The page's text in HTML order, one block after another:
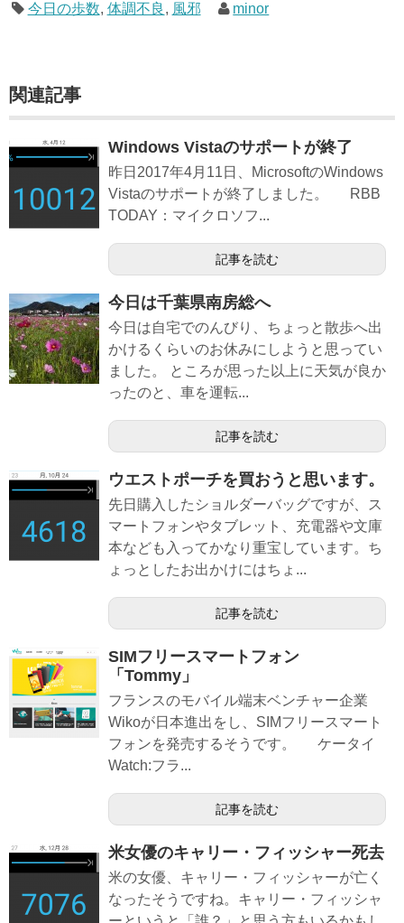
今日の歩数, 体調不良 , 風邪 minor
関連記事
Windows Vistaのサポートが終了
昨日2017年4月11日、MicrosoftのWindows
Vistaのサポートが終了しました。 RBB
TODAY：マイクロソフ...
記事を読む
今日は千葉県南房総へ
今日は自宅でのんびり、ちょっと散歩へ出
かけるくらいのお休みにしようと思ってい
ました。 ところが思った以上に天気が良か
ったのと、車を運転...
記事を読む
ウエストポーチを買おうと思います。
先日購入したショルダーバッグですが、ス
マートフォンやタブレット、充電器や文庫
本なども入ってかなり重宝しています。ち
ょっとしたお出かけにはちょ...
記事を読む
SIMフリースマートフォン
「Tommy」
フランスのモバイル端末ベンチャー企業
Wikoが日本進出をし、SIMフリースマート
フォンを発売するそうです。 ケータイ
Watch:フラ...
記事を読む
米女優のキャリー・フィッシャー死去
米の女優、キャリー・フィッシャーが亡く
なったそうですね。キャリー・フィッシャ